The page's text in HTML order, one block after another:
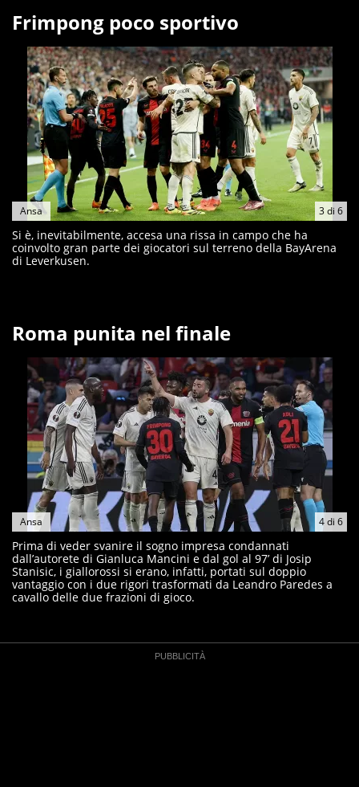
Frimpong poco sportivo
3di 6
Ansa
Si è, inevitabilmente, accesa una rissa in campo che ha
coinvolto gran parte dei giocatori sul terreno della BayArena
di Leverkusen.
Roma punita nel finale
4di 6
Ansa
Prima di veder svanire il sogno impresa condannati
dall’autorete di Gianluca Mancini e dal gol al 97’ di Josip
Stanisic, i giallorossi si erano, infatti, portati sul doppio
vantaggio con i due rigori trasformati da Leandro Paredes a
cavallo delle due frazioni di gioco.